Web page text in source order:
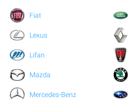
Fiat
Lexus
Lifan
Mazda
Mercedes-Benz